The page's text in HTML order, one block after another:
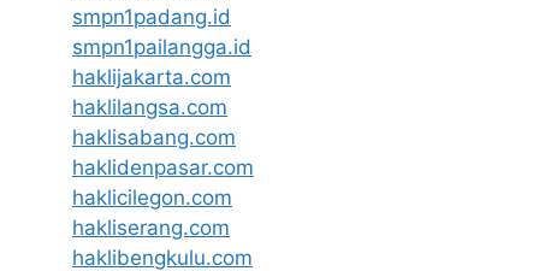
smpn1padang.id
smpn1pailangga.id
haklijakarta.com
haklilangsa.com
haklisabang.com
haklidenpasar.com
haklicilegon.com
hakliserang.com
haklibengkulu.com